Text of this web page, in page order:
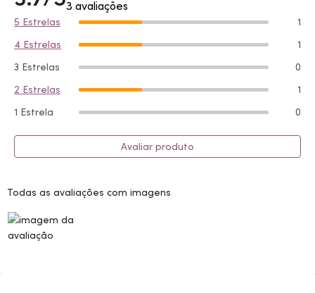
3 avaliações
5 Estrelas
1
4 Estrelas
1
3 Estrelas
0
2 Estrelas
1
1 Estrela
0
Avaliar produto
Todas as avaliações com imagens